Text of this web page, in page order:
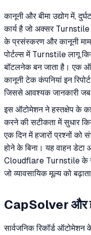
कानूनी और बीमा उद्योग में,
कार्य है जो अक्सर Turnstile
के प्रसंस्करण और कानूनी
पोर्टल्स में Turnstile लागू
बॉटलनेक बन जाता है। एक
कानूनी टेक कंपनियां इन
जिससे आवश्यक जानकारी जब
इस ऑटोमेशन ने हस्तक्षेप के
करने की सटीकता में सुधार
एक दिन में हजारों प्रश्नों को
होने के बिना। यह वाहन डेटा
Cloudflare Turnstile के
जो व्यावसायिक मूल्य को
CapSolver और
सार्वजनिक रिकॉर्ड